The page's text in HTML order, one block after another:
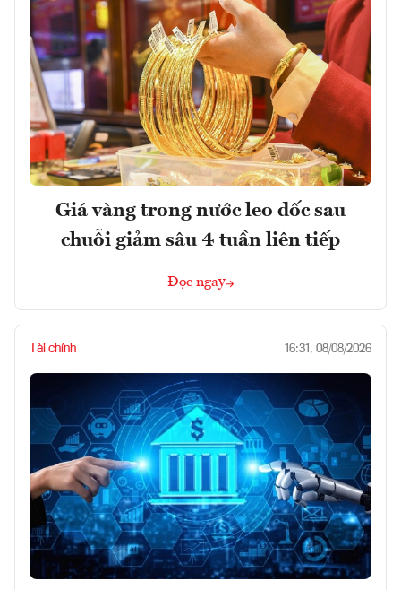
Giá vàng trong nước leo dốc sau
chuỗi giảm sâu 4 tuần liên tiếp
Đọc ngay
Tài chính 16:31, 08/08/2026